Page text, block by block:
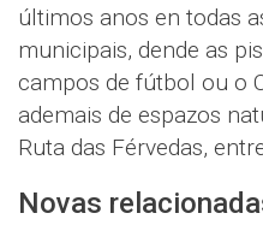
últimos anos en todas
municipais, dende as
campos de fútbol ou o
ademais de espazos
Ruta das Férvedas,
Novas